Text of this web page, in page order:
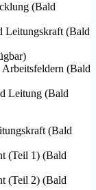
(Bald
Leitungskraft (Bald
)
(Bald
Leitung (Bald
(Bald
(Teil 1) (Bald
(Teil 2) (Bald